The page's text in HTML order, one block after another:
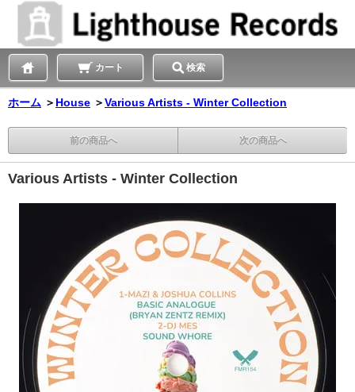
カート 検索
ホーム ＞ House ＞Various Artists - Winter Collection
前の商品へ 次の商品へ
Various Artists - Winter Collection